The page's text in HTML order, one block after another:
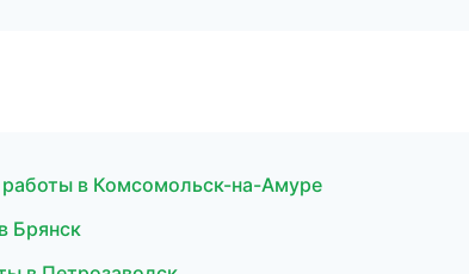
в Комсомольск-на-Амуре
Брянск